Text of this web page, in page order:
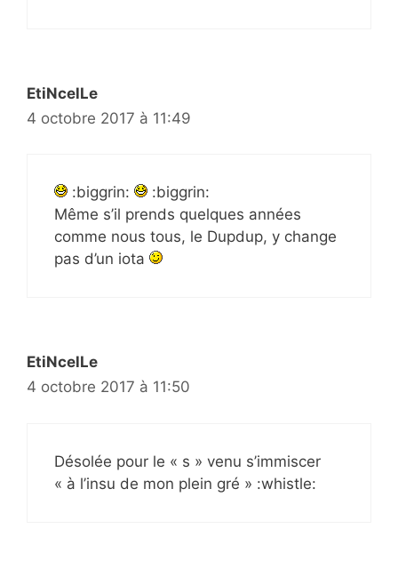
EtiNcelLe
4 octobre 2017 à 11:49
:biggrin:
:biggrin:
Même s’il prends quelques années
comme nous tous, le Dupdup, y change
pas d’un iota
EtiNcelLe
4 octobre 2017 à 11:50
Désolée pour le « s » venu s’immiscer
« à l’insu de mon plein gré » :whistle: